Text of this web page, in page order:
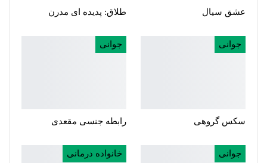
عشق سیال طلاق: پدیده ای مدرن
جوانی
سکس گروهی
جوانی
رابطه جنسی مقعدی
جوانی خانواده درمانی